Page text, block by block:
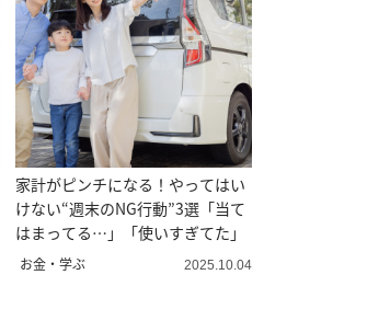
家計がピンチになる！やってはい
けない“週末のNG行動”3選「当て
はまってる…」「使いすぎてた」
お金・学ぶ 2025.10.04